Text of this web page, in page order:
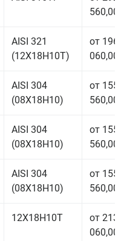
560,00
AISI 321
(12Х18Н10Т)
от 196
060,00
AISI 304
(08Х18Н10)
от 155
560,00
AISI 304
(08Х18Н10)
от 155
560,00
AISI 304
(08Х18Н10)
от 155
560,00
12Х18Н10Т
от 213
060,00